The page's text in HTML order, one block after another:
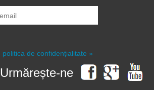
politica de confidențialitate »
Urmărește-ne